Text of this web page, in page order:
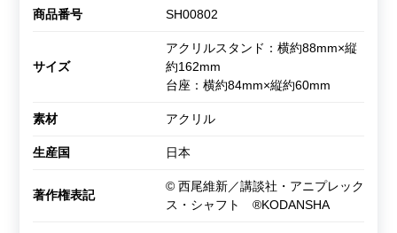
商品番号 SH00802
サイズ
アクリルスタンド：横約88mm×縦
約162mm
台座：横約84mm×縦約60mm
素材 アクリル
生産国 日本
著作権表記
© 西尾維新／講談社・アニプレック
ス・シャフト ®KODANSHA